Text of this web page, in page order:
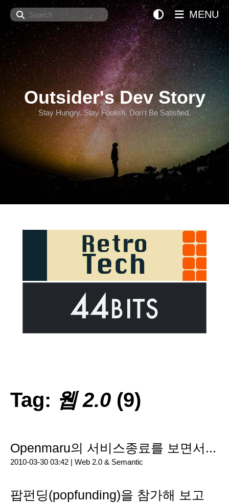
Search
Outsider's Dev Story
Stay Hungry. Stay Foolish. Don't Be Satisfied.
MENU
Tag: 웹 2.0 (9)
Openmaru의 서비스종료를 보면서...
2010-03-30 03:42 | Web 2.0 & Semantic
팝펀딩(popfunding)을 참가해 보고